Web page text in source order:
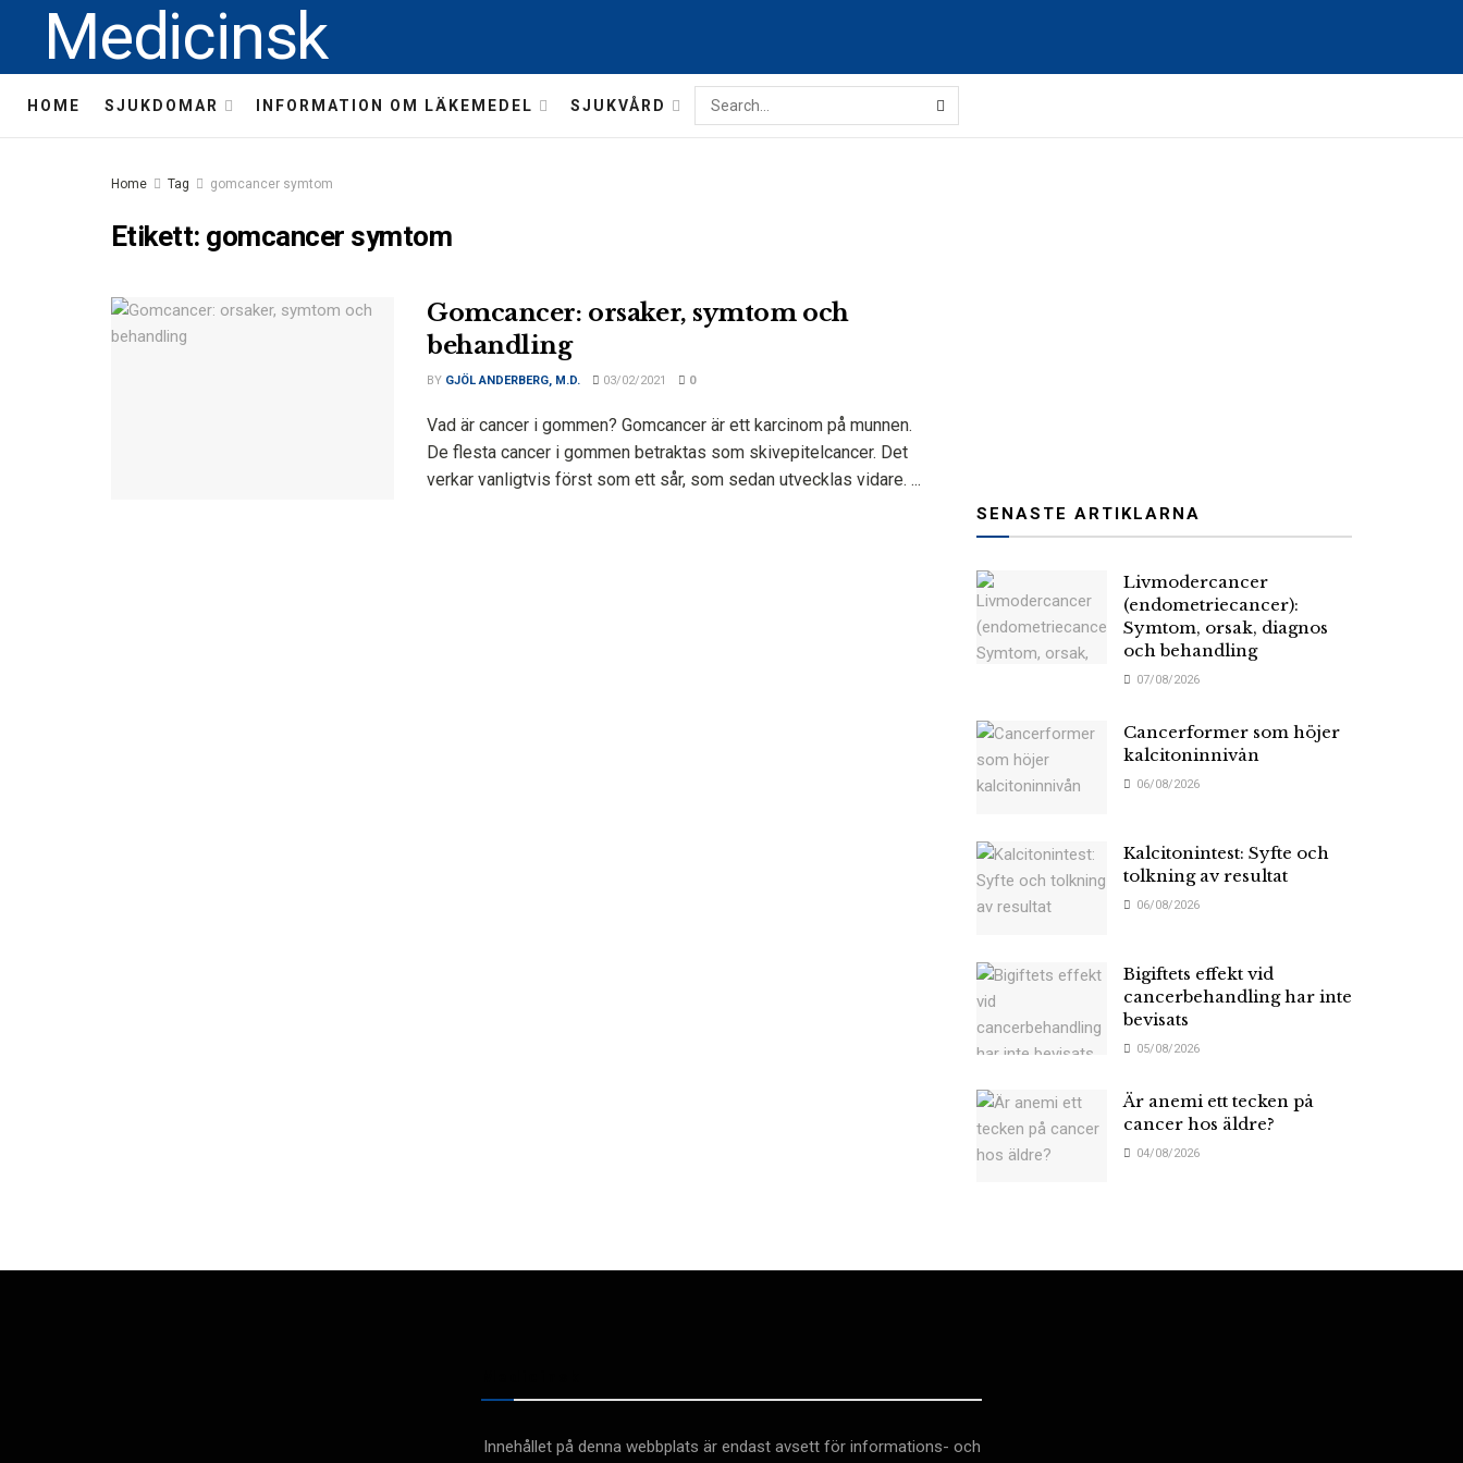
Medicinsk
HOME SJUKDOMAR INFORMATION OM LÄKEMEDEL SJUKVÅRD
Home Tag gomcancer symtom
Etikett: gomcancer symtom
Gomcancer: orsaker, symtom och
behandling
BY GJÖL ANDERBERG, M.D. 03/02/2021 0
Vad är cancer i gommen? Gomcancer är ett karcinom på munnen.
De flesta cancer i gommen betraktas som skivepitelcancer. Det
verkar vanligtvis först som ett sår, som sedan utvecklas vidare. ...
SENASTE ARTIKLARNA
Livmodercancer
(endometriecancer):
Symtom, orsak, diagnos
och behandling
07/08/2026
Cancerformer som höjer
kalcitoninnivån
06/08/2026
Kalcitonintest: Syfte och
tolkning av resultat
06/08/2026
Bigiftets effekt vid
cancerbehandling har inte
bevisats
05/08/2026
Är anemi ett tecken på
cancer hos äldre?
04/08/2026
Innehållet på denna webbplats är endast avsett för informations- och